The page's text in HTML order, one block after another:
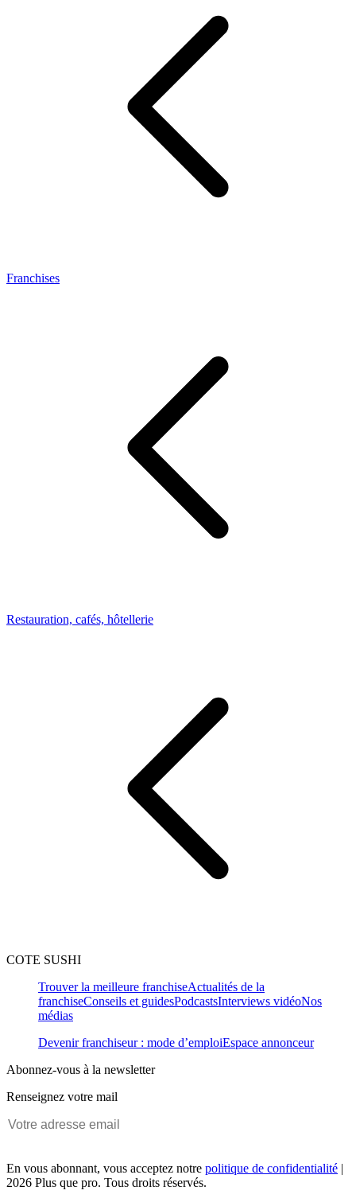
Franchises
Restauration, cafés, hôtellerie
COTE SUSHI
Trouver la meilleure franchiseActualités de la
franchiseConseils et guidesPodcastsInterviews vidéoNos
médias
Devenir franchiseur : mode d’emploiEspace annonceur
Abonnez-vous à la newsletter
Renseignez votre mail
En vous abonnant, vous acceptez notre politique de confidentialité |
2026 Plus que pro. Tous droits réservés.